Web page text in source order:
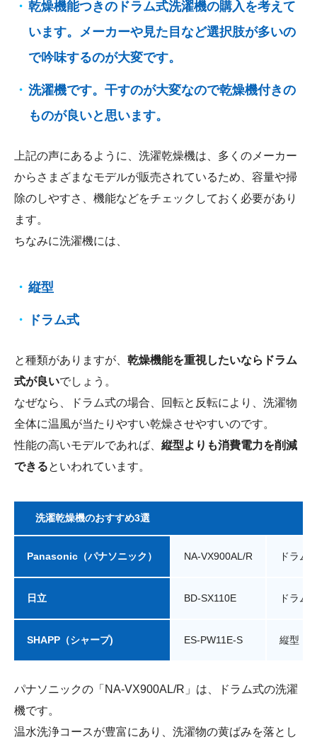
乾燥機能つきのドラム式洗濯機の購入を考えて
います。メーカーや見た目など選択肢が多いの
で吟味するのが大変です。
洗濯機です。干すのが大変なので乾燥機付きの
ものが良いと思います。
上記の声にあるように、洗濯乾燥機は、多くのメーカー
からさまざまなモデルが販売されているため、容量や掃
除のしやすさ、機能などをチェックしておく必要があり
ます。
ちなみに洗濯機には、
縦型
ドラム式
と種類がありますが、 乾燥機能を重視したいならドラム
式が良いでしょう。
なぜなら、ドラム式の場合、回転と反転により、洗濯物
全体に温風が当たりやすい乾燥させやすいのです。
性能の高いモデルであれば、 縦型よりも消費電力を削減
できるといわれています。
洗濯乾燥機のおすすめ3選
Panasonic（パナソニック） NA-VX900AL/R ドラム
日立 BD-SX110E ドラム
SHAPP（シャープ) ES-PW11E-S 縦型
パナソニックの「NA-VX900AL/R」は、ドラム式の洗濯
機です。
温水洗浄コースが豊富にあり、洗濯物の黄ばみを落とし